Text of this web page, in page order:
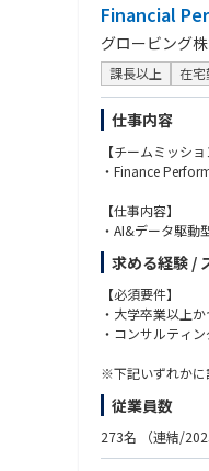
・物件情報を受
・不動産を「買
・社内外の関係
・収支、リスク
・アセットタイ
・裁量の大きい環
Financial
グロービング
課長以上 在
仕事内容
【チームミッショ
・Finance
【仕事内容】
・AI&データ駆
経営管理/KPI：
データ分析：デ
データ分析基盤
・JI（Joint
・PI（Principal
・動的平衡マネ
Globe-ingでは
が中心的な動き
求める経験 /
【必須要件】
・大学卒業以上
・コンサルティ
※下記いずれかに
・大手外資ファ
・財務会計/管理
・経営管理・FP
従業員数
273名 （連結/